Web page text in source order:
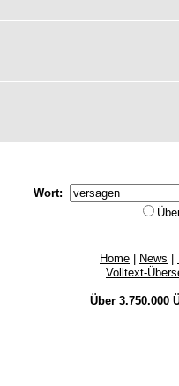
Wort:
Home News
Volltext-
Über 3.750.000